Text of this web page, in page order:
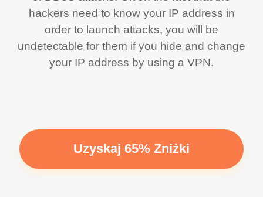
hackers need to know your IP address in
order to launch attacks, you will be
undetectable for them if you hide and change
your IP address by using a VPN.
Uzyskaj 65% Zniżki